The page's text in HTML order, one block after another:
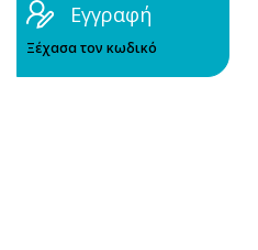
Εγγραφή
Ξέχασα τον κωδικό